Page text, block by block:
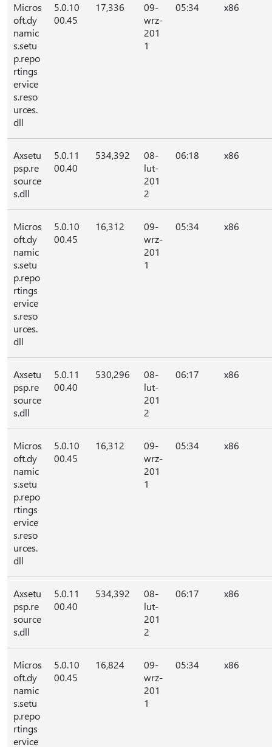
Micros
oft.dy
namic
s.setu
p.repo
rtings
ervice
s.reso
urces.
dll
5.0.10
00.45
17,336
09-
wrz-
201
1
05:34 x86
Axsetu
psp.re
source
s.dll
5.0.11
00.40
534,392
08-
lut-
201
2
06:18 x86
Micros
oft.dy
namic
s.setu
p.repo
rtings
ervice
s.reso
urces.
dll
5.0.10
00.45
16,312
09-
wrz-
201
1
05:34 x86
Axsetu
psp.re
source
s.dll
5.0.11
00.40
530,296
08-
lut-
201
2
06:17 x86
Micros
oft.dy
namic
s.setu
p.repo
rtings
ervice
s.reso
urces.
dll
5.0.10
00.45
16,312
09-
wrz-
201
1
05:34 x86
Axsetu
psp.re
source
s.dll
5.0.11
00.40
534,392
08-
lut-
201
2
06:17 x86
Micros
oft.dy
namic
s.setu
p.repo
rtings
ervice
5.0.10
00.45
16,824
09-
wrz-
201
1
05:34 x86